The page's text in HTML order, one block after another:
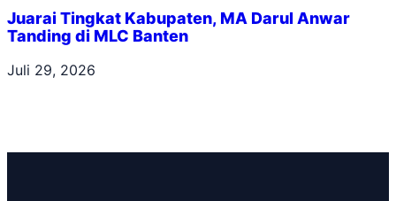
Juarai Tingkat Kabupaten, MA Darul Anwar
Tanding di MLC Banten
Juli 29, 2026